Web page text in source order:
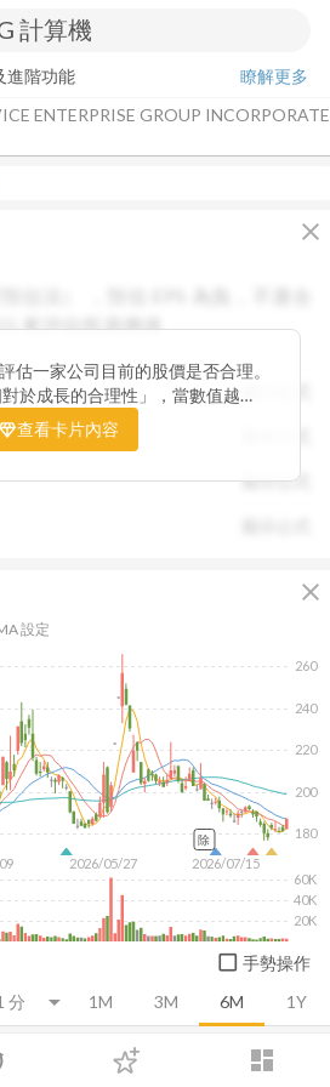
dashboard
登入
進階功能
瞭解更多
ENTERPRISE GROUP
close
來評估投資價值
顯示公式
估一家公司目前的股價是否合理。
於成長的合理性」，當數值越
尚未充分反映公司未來的獲利成長
。 卡片同時顯示預估 EPS、年增
查看卡片內容
close
1M 3M 6M 1Y
2026/05/27 2026/07/15
180
200
220
240
260
20K
40K
60K
設定
除
手勢操作
技術面 消息面 財務報